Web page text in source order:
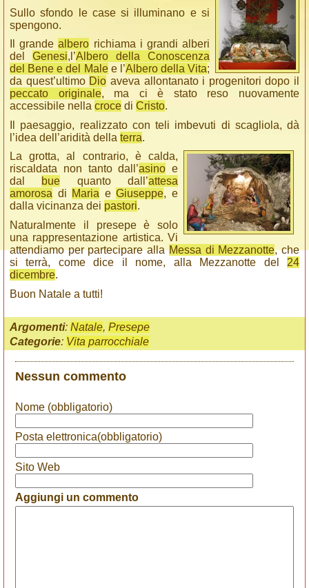
Sullo sfondo le case si illuminano e si
spengono.
Il grandealbero richiama i grandi alberi
del Genesi,l’Albero della Conoscenza
del Bene e del Malee l’Albero della Vita;
da quest’ultimo Dio aveva allontanato i progenitori dopo il
peccato originale, ma ci è stato reso nuovamente
accessibile nella croce di Cristo.
Il paesaggio, realizzato con teli imbevuti di scagliola, dà
l’idea dell’aridità della terra.
La grotta, al contrario, è calda,
riscaldata non tanto dall’asino e
dal bue quanto dall’attesa
amorosa di Maria eGiuseppe, e
dalla vicinanza dei pastori.
Naturalmente il presepe è solo
una rappresentazione artistica. Vi
attendiamo per partecipare allaMessa di Mezzanotte, che
si terrà, come dice il nome, alla Mezzanotte del 24
dicembre.
Buon Natale a tutti!
Argomenti: Natale, Presepe
Categorie: Vita parrocchiale
Nessun commento
Nome (obbligatorio)
Posta elettronica(obbligatorio)
Sito Web
Aggiungi un commento